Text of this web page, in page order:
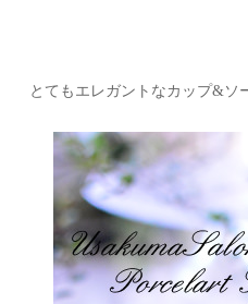
とてもエレガントなカップ&ソ